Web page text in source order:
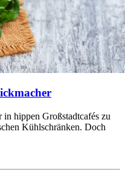
hippen Großstadtcafés zu
Kühlschränken. Doch